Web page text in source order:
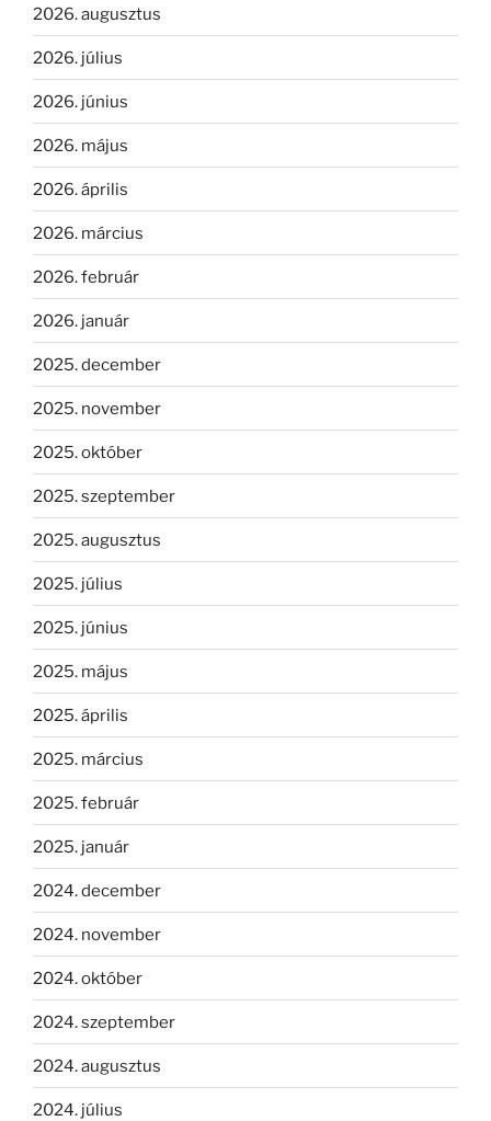
2026. augusztus
2026. július
2026. június
2026. május
2026. április
2026. március
2026. február
2026. január
2025. december
2025. november
2025. október
2025. szeptember
2025. augusztus
2025. július
2025. június
2025. május
2025. április
2025. március
2025. február
2025. január
2024. december
2024. november
2024. október
2024. szeptember
2024. augusztus
2024. július